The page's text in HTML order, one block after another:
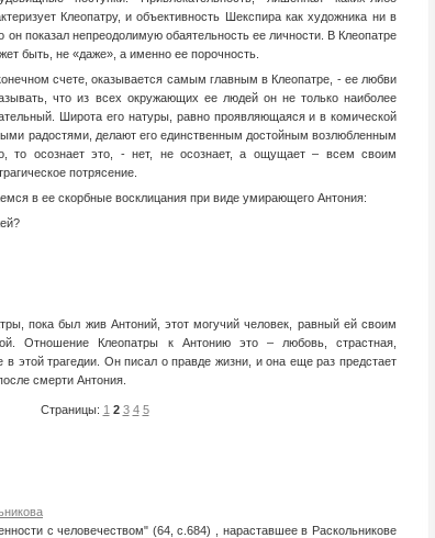
Клеопатру, и объективность Шекспира как художника ни в
он показал непреодолимую обаятельность ее личности. В Клеопатре
быть, не «даже», а именно ее порочность.
счете, оказывается самым главным в Клеопатре, - ее любви
что из всех окружающих ее людей он не только наиболее
Широта его натуры, равно проявляющаяся и в комической
радостями, делают его единственным достойным возлюбленным
то осознает это, - нет, не осознает, а ощущает – всем своим
потрясение.
в ее скорбные восклицания при виде умирающего Антония:
пока был жив Антоний, этот могучий человек, равный ей своим
Отношение Клеопатры к Антонию это – любовь, страстная,
этой трагедии. Он писал о правде жизни, и она еще раз предстает
смерти Антония.
Страницы: 1 2 3 4 5
с человечеством" (64, с.684) , нараставшее в Раскольникове